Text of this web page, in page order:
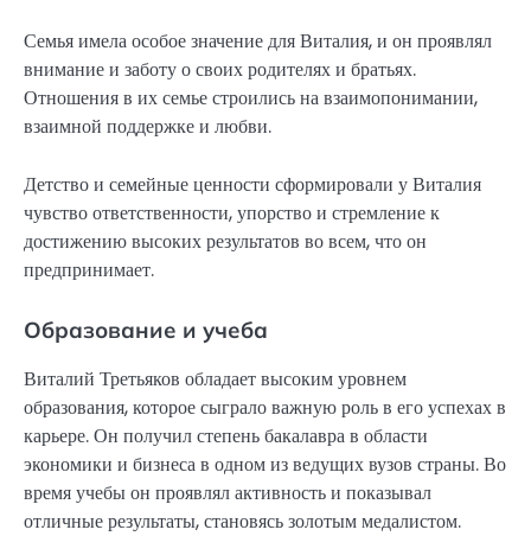
Семья имела особое значение для Виталия, и он проявлял
внимание и заботу о своих родителях и братьях.
Отношения в их семье строились на взаимопонимании,
взаимной поддержке и любви.
Детство и семейные ценности сформировали у Виталия
чувство ответственности, упорство и стремление к
достижению высоких результатов во всем, что он
предпринимает.
Образование и учеба
Виталий Третьяков обладает высоким уровнем
образования, которое сыграло важную роль в его успехах в
карьере. Он получил степень бакалавра в области
экономики и бизнеса в одном из ведущих вузов страны. Во
время учебы он проявлял активность и показывал
отличные результаты, становясь золотым медалистом.